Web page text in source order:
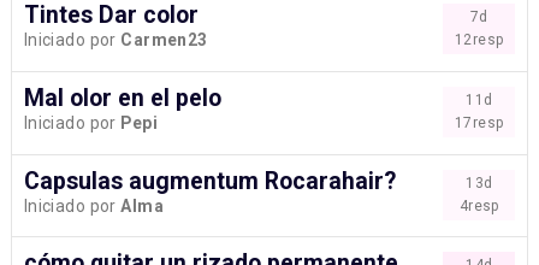
7d
12resp
Tintes Dar color
Iniciado por Carmen23
11d
17resp
Mal olor en el pelo
Iniciado por Pepi
13d
4resp
Capsulas augmentum Rocarahair?
Iniciado porAlma